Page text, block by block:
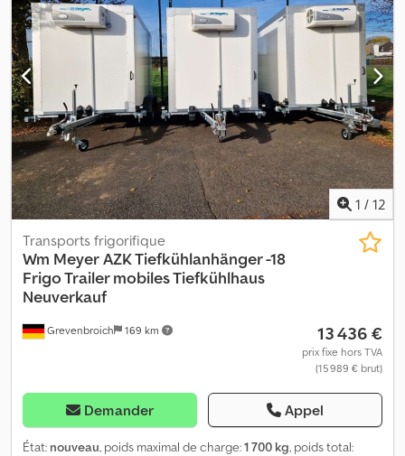
remorques d’occasion disponibles en permanence. Exemple sans
engagement : plusieurs variantes disponibles Remorque fourgon
AZ 1325/126 S30 251x126x150 cm, 1300 kg, freinée, simple essieu,
châssis surbaissé en V, structure en sandwich polyester, portes
arrière à battants avec verrou à tringle tournante, anneaux
d’arrimage, roue jockey... Modèle 2025 dans la limite des stocks
disponibles ! Facture avec TVA indiquée, garantie – Spécialiste
remorques depuis plus de 32 ans Vente et commande par
téléphone pendant nos horaires d’ouverture du lundi au vendredi
ou 24h/24 via notre boutique en ligne sur trailer-shop de Droit
d’auteur – Protection de marque 10.25 AG23P330
1 / 12
Grevenbroich 169 km
Transports frigorifique
Wm MeyerAZK Tiefkühlanhänger -18
Frigo Trailer mobiles Tiefkühlhaus
Neuverkauf
13 436 €
prix fixe hors TVA
(15 989 € brut)
Demander Appel
État: nouveau, poids maximal de charge:1 700 kg, poids total: